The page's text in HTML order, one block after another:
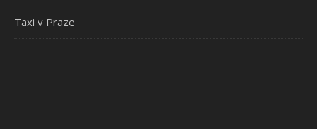
Taxi v Praze